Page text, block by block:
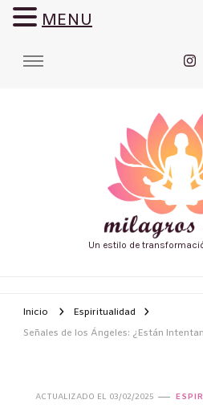
Un estilo de
Inicio
Espiritualidad
Señales de los Ángeles: ¿Están
ACTUALIZADO EL 03/02/2025
MENU